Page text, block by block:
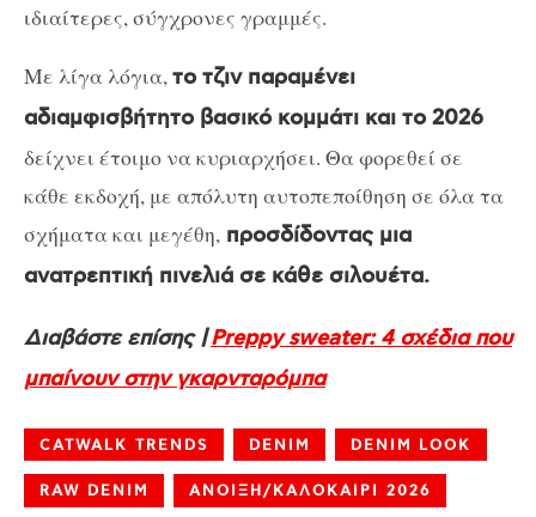
ιδιαίτερες, σύγχρονες γραμμές.
Με λίγα λόγια,το τζιν παραμένει
αδιαμφισβήτητο βασικό κομμάτι και το 2026
δείχνει έτοιμο να κυριαρχήσει. Θα φορεθεί σε
κάθε εκδοχή, με απόλυτη αυτοπεποίθηση σε όλα τα
σχήματα και μεγέθη, προσδίδοντας μια
ανατρεπτική πινελιά σε κάθε σιλουέτα.
Διαβάστε επίσης |Preppy sweater: 4 σχέδια που
μπαίνουν στην γκαρνταρόμπα
CATWALK TRENDS DENIM DENIM LOOK
RAW DENIM ΑΝΟΙΞΗ/ΚΑΛΟΚΑΙΡΙ 2026